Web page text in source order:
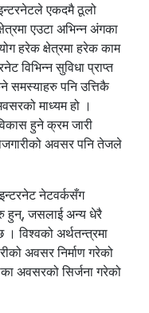
इन्टरनेटले एकदमै ठूलो
एउटा अभिन्न अंगका
हरेक क्षेत्रमा हरेक काम
विभिन्न सुविधा प्राप्त
समस्याहरु पनि उत्तिकै
माध्यम हो ।
हुने क्रम जारी
अवसर पनि तेजले
नेटवर्कसँग
हुन्, जसलाई अन्य धेरै
विश्वको अर्थतन्त्रमा
अवसर निर्माण गरेको
अवसरको सिर्जना गरेको